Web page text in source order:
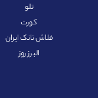
تلو
کورت
فلاش تانک ایران
البرز روز